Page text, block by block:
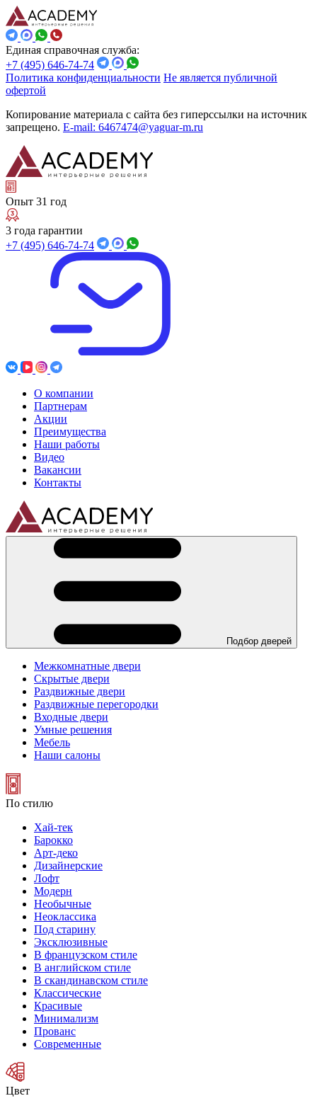
Единая справочная служба:
+7 (495) 646-74-74
Политика конфиденциальности Не является публичной
офертой
Копирование материала с сайта без гиперссылки на источник
запрещено. E-mail: 6467474@yaguar-m.ru
Опыт 31 год
3 года гарантии
+7 (495) 646-74-74
О компании
Партнерам
Акции
Преимущества
Наши работы
Видео
Вакансии
Контакты
Подбор дверей
Межкомнатные двери
Скрытые двери
Раздвижные двери
Раздвижные перегородки
Входные двери
Умные решения
Мебель
Наши салоны
По стилю
Хай-тек
Барокко
Арт-деко
Дизайнерские
Лофт
Модерн
Необычные
Неоклассика
Под старину
Эксклюзивные
В французском стиле
В английском стиле
В скандинавском стиле
Классические
Красивые
Минимализм
Прованс
Современные
Цвет